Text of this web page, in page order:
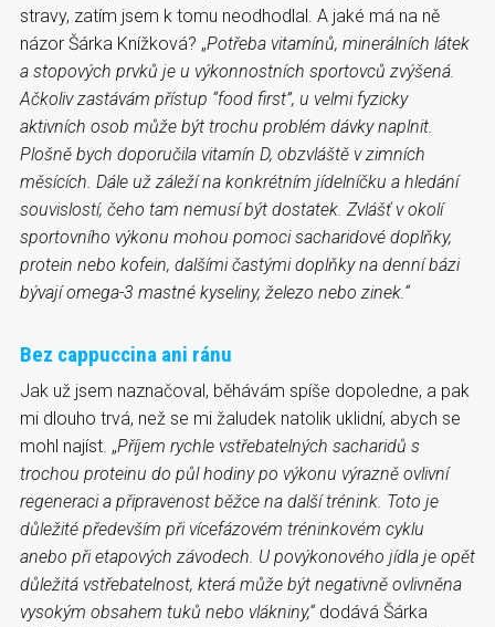
stravy, zatím jsem k tomu neodhodlal. A jaké má na ně
názor Šárka Knížková? „Potřeba vitamínů, minerálních látek
a stopových prvků je u výkonnostních sportovců zvýšená.
Ačkoliv zastávám přístup “food first”, u velmi fyzicky
aktivních osob může být trochu problém dávky naplnit.
Plošně bych doporučila vitamín D, obzvláště v zimních
měsících. Dále už záleží na konkrétním jídelníčku a hledání
souvislostí, čeho tam nemusí být dostatek. Zvlášť v okolí
sportovního výkonu mohou pomoci sacharidové doplňky,
protein nebo kofein, dalšími častými doplňky na denní bázi
bývají omega-3 mastné kyseliny, železo nebo zinek.“
Bez cappuccina ani ránu
Jak už jsem naznačoval, běhávám spíše dopoledne, a pak
mi dlouho trvá, než se mi žaludek natolik uklidní, abych se
mohl najíst. „Příjem rychle vstřebatelných sacharidů s
trochou proteinu do půl hodiny po výkonu výrazně ovlivní
regeneraci a připravenost běžce na další trénink. Toto je
důležité především při vícefázovém tréninkovém cyklu
anebo při etapových závodech. U povýkonového jídla je opět
důležitá vstřebatelnost, která může být negativně ovlivněna
vysokým obsahem tuků nebo vlákniny,“ dodává Šárka